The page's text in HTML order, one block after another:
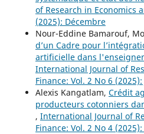
of Research in Economics
(2025): Décembre
Nour-Eddine Bamarouf,
d’un Cadre pour
artificielle dans
International Journal of
Finance: Vol. 2 No 6 (2025):
Alexis Kangatlam, Crédit
producteurs cotonniers
, International Journal of
Finance: Vol. 2 No 4